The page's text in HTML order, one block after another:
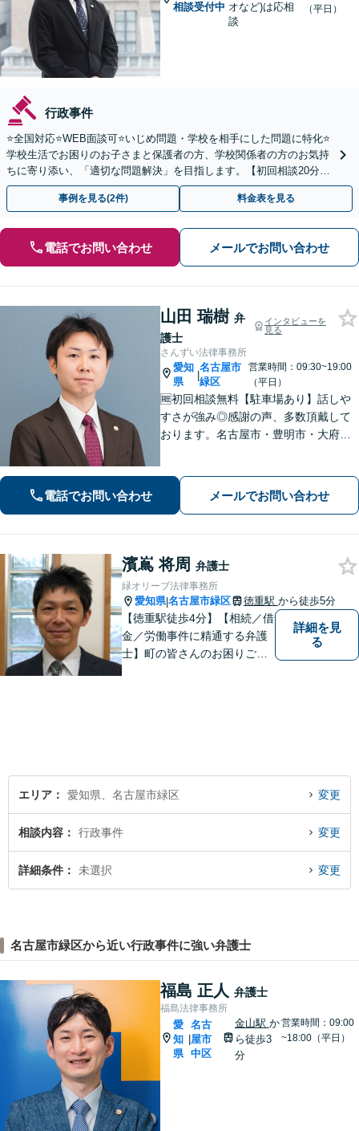
相談受付中 オなど)は応相
談
（平日）
行政事件
⭐️全国対応⭐️WEB面談可⭐️いじめ問題・学校を相手にした問題に特化⭐️
学校生活でお困りのお子さまと保護者の方、学校関係者の方のお気持
ちに寄り添い、「適切な問題解決」を目指します。【初回相談20分無
料】
事例を見る(2件) 料金表を見る
電話でお問い合わせ メールでお問い合わせ
山田 瑞樹 弁
護士
インタビューを
見る
さんずい法律事務所
愛知
県
|
名古屋市
緑区
営業時間：09:30~19:00
（平日）
🆓初回相談無料【駐車場あり】話しや
すさが強み◎感謝の声、多数頂戴して
おります。名古屋市・豊明市・大府
不安を軽減。理想とする解決を目指し
ます【土曜・夜間面談OK】
電話でお問い合わせ メールでお問い合わせ
濱嶌 将周 弁護士
緑オリーブ法律事務所
愛知県|名古屋市緑区 徳重駅 から徒歩5分
【徳重駅徒歩4分】【相続／借
金／労働事件に精通する弁護
士】町の皆さんのお困りごと
ださい。
詳細を見
る
エリア 愛知県、名古屋市緑区 変更
相談内容 行政事件 変更
詳細条件 未選択 変更
名古屋市緑区から近い行政事件に強い弁護士
福島 正人 弁護士
福島法律事務所
愛
知
県
名古
屋市
中区
金山駅 か
ら徒歩3
分
営業時間：09:00
~18:00（平日）